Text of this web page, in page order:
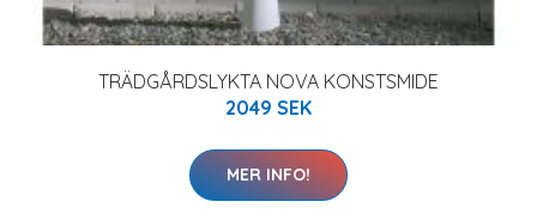
TRÄDGÅRDSLYKTA NOVA KONSTSMIDE
2049 SEK
MER INFO!